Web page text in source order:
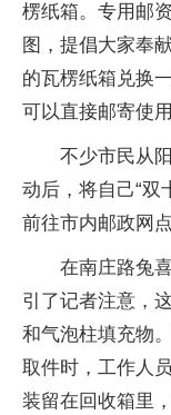
楞纸箱。专用邮
图，提倡大家奉
的瓦楞纸箱兑换
可以直接邮寄使用
不少市民从
动后，将自己“双
前往市内邮政网
在南庄路兔
引了记者注意，
和气泡柱填充物
取件时，工作人
装留在回收箱里